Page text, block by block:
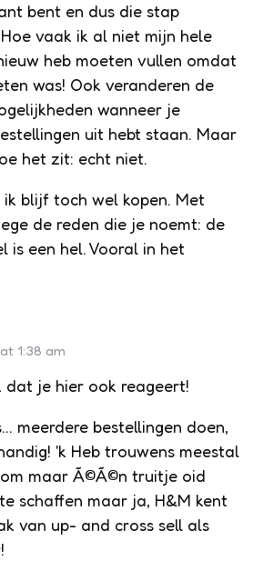
bent en dus die stap
vaak ik al niet mijn hele
heb moeten vullen omdat
was! Ook veranderen de
wanneer je
uit hebt staan. Maar
het zit: echt niet.
ik blijf toch wel kopen. Met
de reden die je noemt: de
is een hel. Vooral in het
1:38 am
dat je hier ook reageert!
meerdere bestellingen doen,
'k Heb trouwens meestal
maar Ã©Ã©n truitje oid
schaffen maar ja, H&M kent
van up- and cross sell als